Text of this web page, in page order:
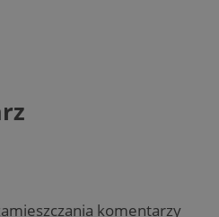
komentarzy